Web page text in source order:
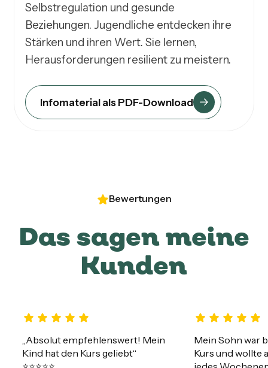
Selbstregulation und gesunde
Beziehungen. Jugendliche entdecken ihre
Stärken und ihren Wert. Sie lernen,
Herausforderungen resilient zu meistern.
Infomaterial als PDF-Download
Bewertungen
Das sagen meine
Kunden
„Absolut empfehlenswert! Mein
Kind hat den Kurs geliebt“
Mein Sohn war
Kurs und wollte